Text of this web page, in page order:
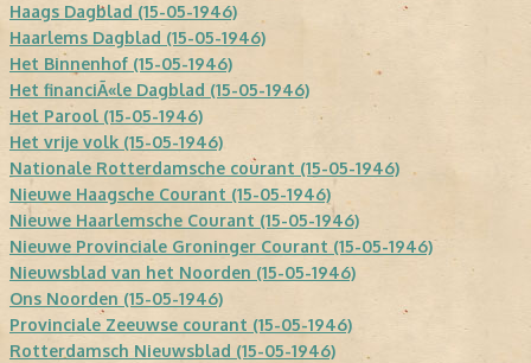
Haags Dagblad (15-05-1946)
Haarlems Dagblad (15-05-1946)
Het Binnenhof (15-05-1946)
Het financiÃ«le Dagblad (15-05-1946)
Het Parool (15-05-1946)
Het vrije volk (15-05-1946)
Nationale Rotterdamsche courant (15-05-1946)
Nieuwe Haagsche Courant (15-05-1946)
Nieuwe Haarlemsche Courant (15-05-1946)
Nieuwe Provinciale Groninger Courant (15-05-1946)
Nieuwsblad van het Noorden (15-05-1946)
Ons Noorden (15-05-1946)
Provinciale Zeeuwse courant (15-05-1946)
Rotterdamsch Nieuwsblad (15-05-1946)